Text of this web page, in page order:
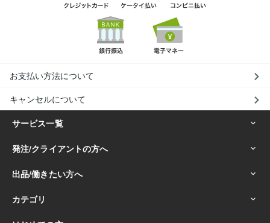
お支払い方法について
キャンセルについて